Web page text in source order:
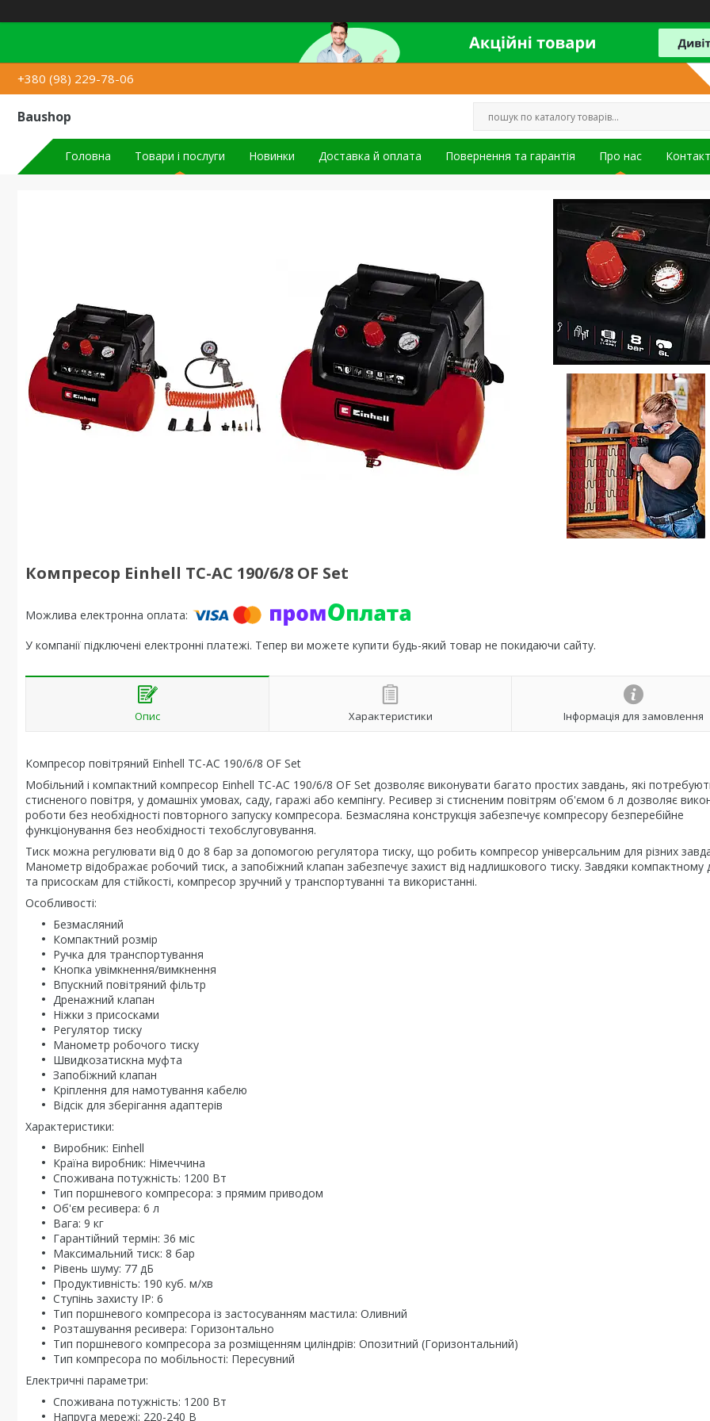
+380 (98) 229-78-06
Baushop
Головна Товари і послуги Новинки Доставка й оплата Повернення та гарантія Про нас
Компресор Einhell TC-AC 190/6/8 OF Set
У компанії підключені електронні платежі. Тепер ви можете купити будь-який товар не покидаючи сайту.
Опис Характеристики Інформація для замовлення
Компресор повітряний Einhell TC-AC 190/6/8 OF Set
Мобільний і компактний компресор Einhell TC-AC 190/6/8 OF Set дозволяє виконувати багато простих завдань, які
стисненого повітря, у домашніх умовах, саду, гаражі або кемпінгу. Ресивер зі стисненим повітрям об'ємом 6 л дозволяє
роботи без необхідності повторного запуску компресора. Безмасляна конструкція забезпечує компресору безперебійне
функціонування без необхідності техобслуговування.
Тиск можна регулювати від 0 до 8 бар за допомогою регулятора тиску, що робить компресор універсальним для різних
Манометр відображає робочий тиск, а запобіжний клапан забезпечує захист від надлишкового тиску. Завдяки компактному
та присоскам для стійкості, компресор зручний у транспортуванні та використанні.
Особливості:
Безмасляний
Компактний розмір
Ручка для транспортування
Кнопка увімкнення/вимкнення
Впускний повітряний фільтр
Дренажний клапан
Ніжки з присосками
Регулятор тиску
Манометр робочого тиску
Швидкозатискна муфта
Запобіжний клапан
Кріплення для намотування кабелю
Відсік для зберігання адаптерів
Характеристики:
Виробник: Einhell
Країна виробник: Німеччина
Споживана потужність: 1200 Вт
Тип поршневого компресора: з прямим приводом
Об'єм ресивера: 6 л
Вага: 9 кг
Гарантійний термін: 36 міс
Максимальний тиск: 8 бар
Рівень шуму: 77 дБ
Продуктивність: 190 куб. м/хв
Ступінь захисту IP: 6
Тип поршневого компресора із застосуванням мастила: Оливний
Розташування ресивера: Горизонтально
Тип поршневого компресора за розміщенням циліндрів: Опозитний (Горизонтальний)
Тип компресора по мобільності: Пересувний
Електричні параметри:
Споживана потужність: 1200 Вт
Напруга мережі: 220-240 В